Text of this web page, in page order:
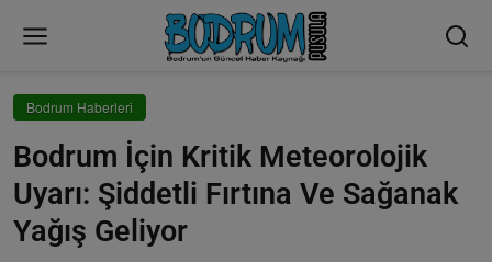
Bodrum Haberleri
Bodrum İçin Kritik Meteorolojik
Uyarı: Şiddetli Fırtına Ve Sağanak
Yağış Geliyor